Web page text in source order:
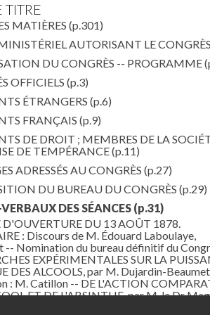
TITRE
MATIÈRES (p.301)
AUTORISANT LE
DU CONGRÈS -- PROGRAMME
OFFICIELS (p.3)
ÉTRANGERS (p.6)
FRANÇAIS (p.9)
DE DROIT ; MEMBRES DE LA
DE TEMPÉRANCE(p.11)
ADRESSÉS AU CONGRÈS (p.27)
DU BUREAU DU CONGRÈS (p.29)
DES SÉANCES (p.31)
D'OUVERTURE DU 13 AOÛT 1878.
: Discours de M. Édouard Laboulaye,
-- Nomination du bureau définitif du
EXPÉRIMENTALES SUR LA
DES ALCOOLS, par M. Dujardin-
: M. Catillon -- DE L'ACTION
ET DE L'ABSINTHE, par M. le Dr